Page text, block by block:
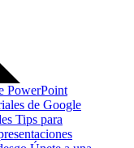
PowerPoint
de Google
Tips para